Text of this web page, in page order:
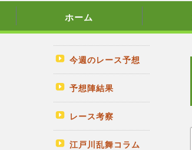
ホーム
今週のレース予想
予想陣結果
レース考察
江戸川乱舞コラム